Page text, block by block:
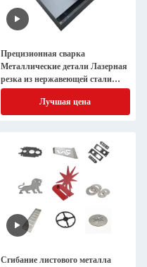
Прецизионная сварка
Металлические детали Лазерная
резка из нержавеющей стали
Лазерная резка из латуни
Лучшая цена
Сгибание листового металла